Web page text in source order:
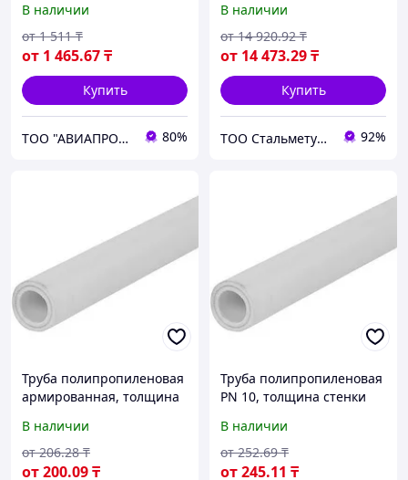
110 мм, длина 2000 мм
В наличии
от 1 465.67₸
от 1 511 ₸
Купить
ТОО "АВИАПРОМСТАЛЬ" 80%
В наличии
от 14 473.29₸
от 14 920.92 ₸
Купить
ТОО Стальметурал 92%
Труба полипропиленовая
армированная, толщина
мм, длина 500 мм
В наличии
от200.09₸
от 206.28 ₸
Труба полипропиленовая
PN 10, толщина стенки
длина 4000 мм
В наличии
от245.11 ₸
от 252.69 ₸